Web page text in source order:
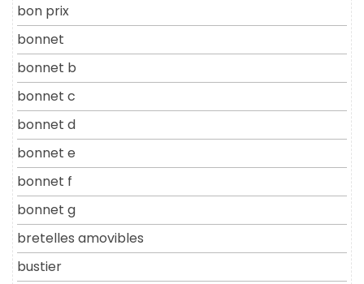
bon prix
bonnet
bonnet b
bonnet c
bonnet d
bonnet e
bonnet f
bonnet g
bretelles amovibles
bustier